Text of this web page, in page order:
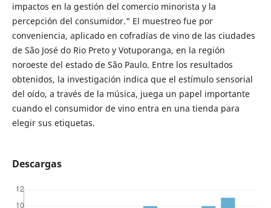
impactos en la gestión del comercio minorista y la
percepción del consumidor." El muestreo fue por
conveniencia, aplicado en cofradías de vino de las ciudades
de São José do Rio Preto y Votuporanga, en la región
noroeste del estado de São Paulo. Entre los resultados
obtenidos, la investigación indica que el estímulo sensorial
del oído, a través de la música, juega un papel importante
cuando el consumidor de vino entra en una tienda para
elegir sus etiquetas.
Descargas